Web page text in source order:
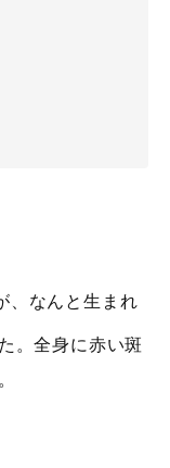
、なんと生まれ
。全身に赤い斑